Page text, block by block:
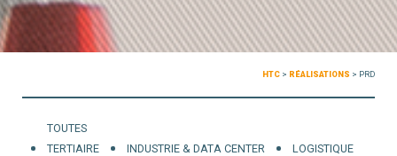
HTC > RÉALISATIONS > PRD
TOUTES
TERTIAIRE
INDUSTRIE & DATA CENTER
LOGISTIQUE